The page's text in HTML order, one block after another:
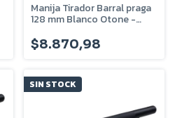
Manija Tirador Barral praga
128 mm Blanco Otone -
$8.870,98
SIN STOCK